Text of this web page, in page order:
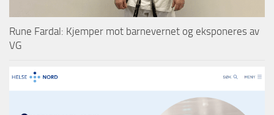
Rune Fardal: Kjemper mot barnevernet og eksponeres av
VG